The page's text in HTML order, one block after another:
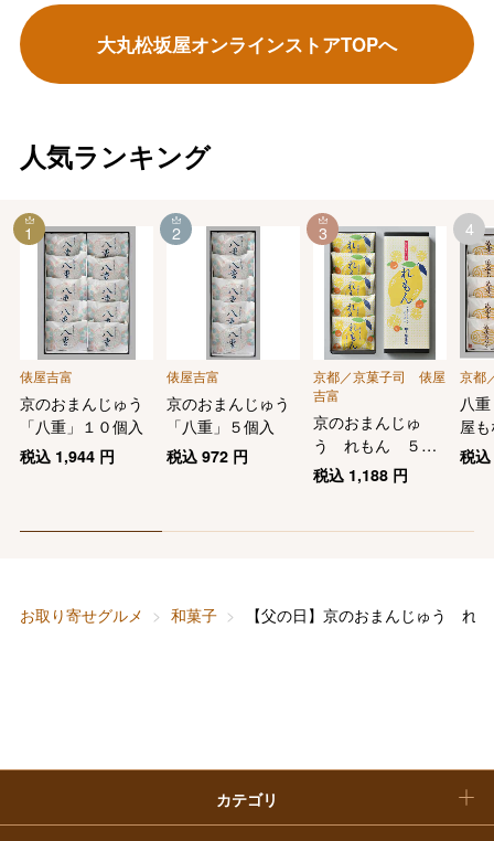
大丸松坂屋オンラインストアTOPへ
人気ランキング
俵屋吉富
京のおまんじゅう
「八重」１０個入
税込 1,944円
1
俵屋吉富
京のおまんじゅう
「八重」５個入
税込972 円
2
京都／京菓子司 俵屋
吉富
京のおまんじゅ
う れもん ５個
入り
税込 1,188 円
3
京都
八
屋
税
4
お取り寄せグルメ 和菓子 【父の日】京のおまんじゅう れ
カテゴリ
フード＆スイーツ
ビューティー
ファッション
大丸・松坂屋のギフト
出産内祝い
快気祝い
バレンタインチョコレート
ホワイトデー
母の日
父の日
お中元
福袋